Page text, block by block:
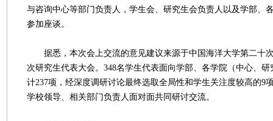
与咨询中心等部门负责人，学生会、研究生会负责人以及学部、
参加座谈。
据悉，本次会上交流的意见建议来源于中国海洋大学第二十
次研究生代表大会。348名学生代表面向学部、各学院（中心、
计237项，经深度调研讨论最终选取全局性和学生关注度较高的9
学校领导、相关部门负责人面对面共同研讨交流。